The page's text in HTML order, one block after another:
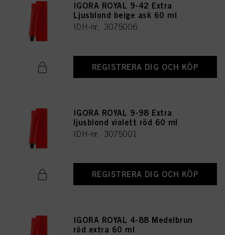
IGORA ROYAL 9-42 Extra
Ljusblond beige ask 60 ml
IDH-nr. 3075006
REGISTRERA DIG OCH KÖP
IGORA ROYAL 9-98 Extra
ljusblond violett röd 60 ml
IDH-nr. 3075001
REGISTRERA DIG OCH KÖP
IGORA ROYAL 4-88 Medelbrun
röd extra 60 ml